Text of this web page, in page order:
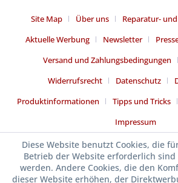
Site Map Über uns
Reparatur-
Aktuelle Werbung
Newsletter
Versand und Zahlungsbedingungen
Widerrufsrecht
Datenschutz
Produktinformationen
Tipps und Tricks
Impressum
Diese Website benutzt Cookies, die
Betrieb der Website erforderlich
werden. Andere Cookies, die den
dieser Website erhöhen, der